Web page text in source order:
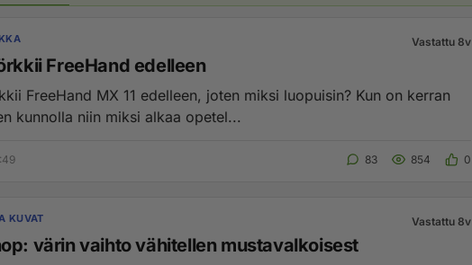
Vastattu 8v
FreeHand edelleen
FreeHand MX 11 edelleen, joten miksi luopuisin? Kun on kerran
kunnolla niin miksi alkaa opetel...
83 854 0
KUVAT Vastattu 8v
värin vaihto vähitellen mustavalkoisest